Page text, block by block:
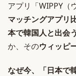
アプリ「WIPPY（
マッチングアプリ
本で韓国人と出会う
か、そのウィッピ
なぜ今、「日本で